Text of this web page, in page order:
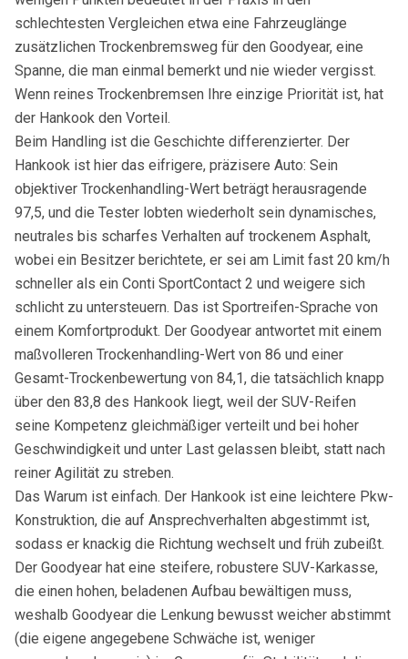
schlechtesten Vergleichen etwa eine Fahrzeuglänge
zusätzlichen Trockenbremsweg für den Goodyear, eine
Spanne, die man einmal bemerkt und nie wieder vergisst.
Wenn reines Trockenbremsen Ihre einzige Priorität ist, hat
der Hankook den Vorteil.
Beim Handling ist die Geschichte differenzierter. Der
Hankook ist hier das eifrigere, präzisere Auto: Sein
objektiver Trockenhandling-Wert beträgt herausragende
97,5, und die Tester lobten wiederholt sein dynamisches,
neutrales bis scharfes Verhalten auf trockenem Asphalt,
wobei ein Besitzer berichtete, er sei am Limit fast 20 km/h
schneller als ein Conti SportContact 2 und weigere sich
schlicht zu untersteuern. Das ist Sportreifen-Sprache von
einem Komfortprodukt. Der Goodyear antwortet mit einem
maßvolleren Trockenhandling-Wert von 86 und einer
Gesamt-Trockenbewertung von 84,1, die tatsächlich knapp
über den 83,8 des Hankook liegt, weil der SUV-Reifen
seine Kompetenz gleichmäßiger verteilt und bei hoher
Geschwindigkeit und unter Last gelassen bleibt, statt nach
reiner Agilität zu streben.
Das Warum ist einfach. Der Hankook ist eine leichtere Pkw-
Konstruktion, die auf Ansprechverhalten abgestimmt ist,
sodass er knackig die Richtung wechselt und früh zubeißt.
Der Goodyear hat eine steifere, robustere SUV-Karkasse,
die einen hohen, beladenen Aufbau bewältigen muss,
weshalb Goodyear die Lenkung bewusst weicher abstimmt
(die eigene angegebene Schwäche ist, weniger